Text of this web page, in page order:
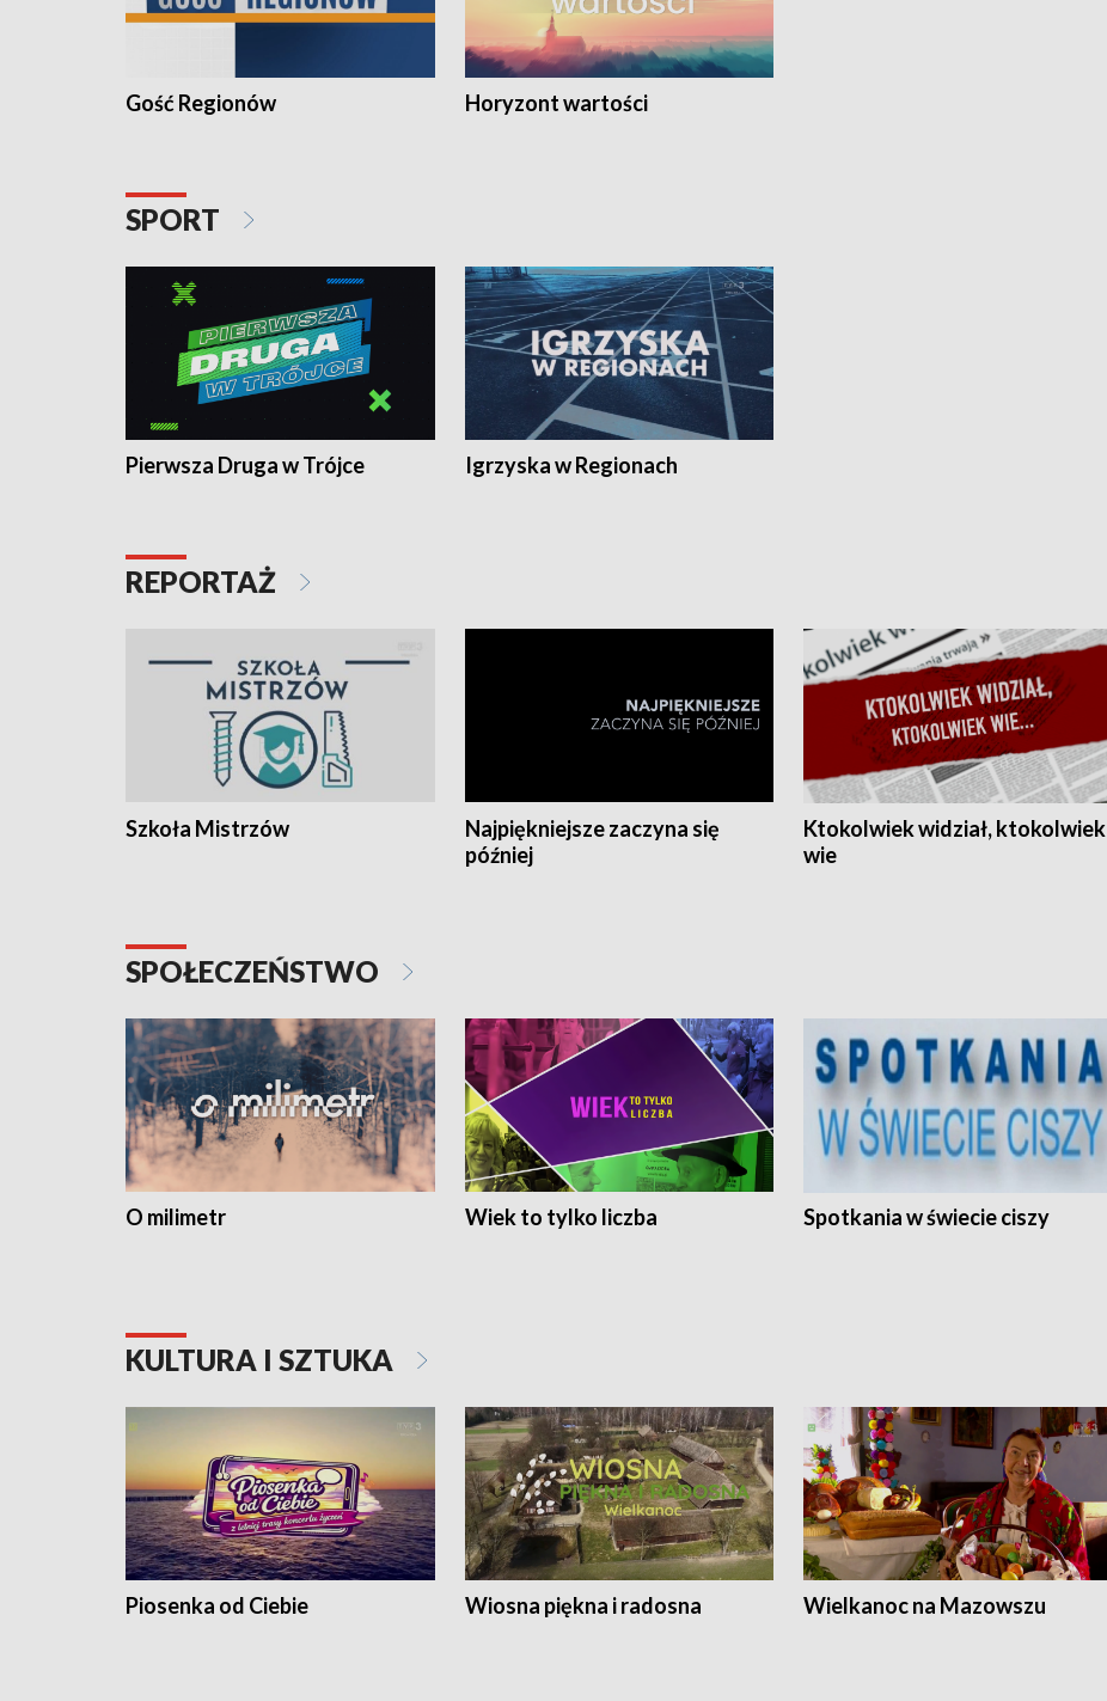
Gość Regionów Horyzont wartości
SPORT
Pierwsza Druga w Trójce Igrzyska w Regionach
REPORTAŻ
Szkoła Mistrzów
Najpiękniejsze zaczyna się
później
Ktokolwiek widział, ktokolwiek
wie
SPOŁECZEŃSTWO
O milimetr Wiek to tylko liczba Spotkania w świecie ciszy
KULTURA I SZTUKA
Piosenka od Ciebie Wiosna piękna i radosna Wielkanoc na Mazowszu